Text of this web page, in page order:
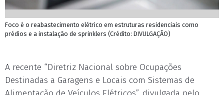
Foco é o reabastecimento elétrico em estruturas residenciais como
prédios e a instalação de sprinklers (Crédito: DIVULGAÇÃO)
A recente “Diretriz Nacional sobre Ocupações
Destinadas a Garagens e Locais com Sistemas de